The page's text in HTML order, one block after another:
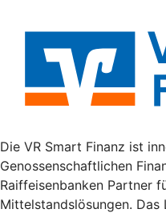
Die VR Smart Finanz ist
Genossenschaftlichen
Raiffeisenbanken Partner
Mittelstandslösungen.